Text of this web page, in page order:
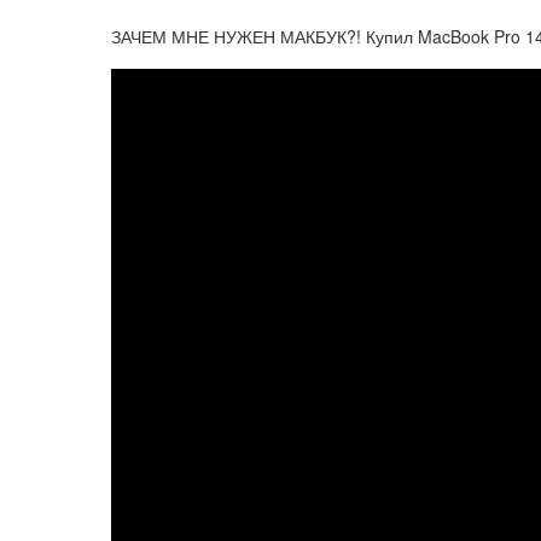
ЗАЧЕМ МНЕ НУЖЕН МАКБУК?! Купил MacBook Pro